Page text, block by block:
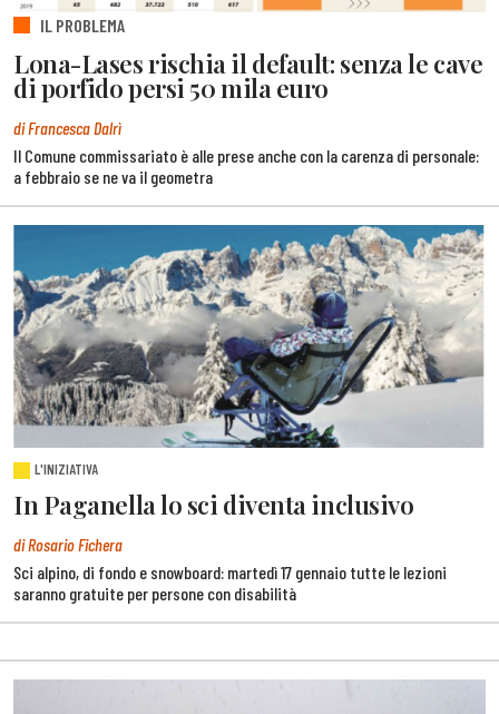
IL PROBLEMA
Lona-Lases rischia il default: senza le cave
di porfido persi 50 mila euro
di Francesca Dalrì
Il Comune commissariato è alle prese anche con la carenza di personale:
a febbraio se ne va il geometra
L'INIZIATIVA
In Paganella lo sci diventa inclusivo
di Rosario Fichera
Sci alpino, di fondo e snowboard: martedì 17 gennaio tutte le lezioni
saranno gratuite per persone con disabilità